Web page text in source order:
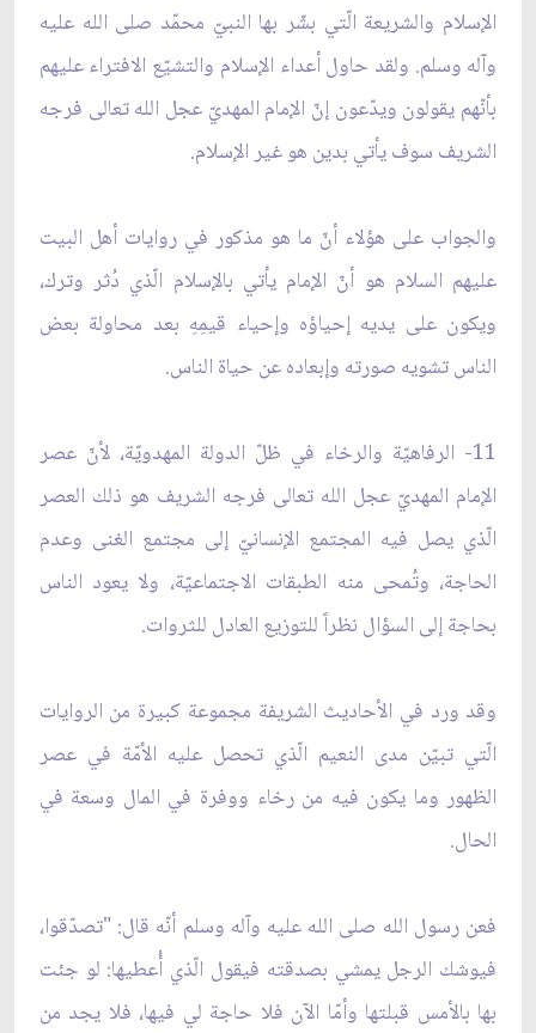
الإسلام والشريعة الّتي بشّر بها النبيّ محمّد صلى الله عليه
وآله وسلم. ولقد حاول أعداء الإسلام والتشيّع الافتراء عليهم
بأنّهم يقولون ويدّعون إنّ الإمام المهديّ عجل الله تعالى فرجه
الشريف سوف يأتي بدين هو غير الإسلام.
والجواب على هؤلاء أنّ ما هو مذكور في روايات أهل البيت
عليهم السلام هو أنّ الإمام يأتي بالإسلام الّذي دُثر وترك،
ويكون على يديه إحياؤه وإحياء قيمِهِ بعد محاولة بعض
الناس تشويه صورته وإبعاده عن حياة الناس.
11- الرفاهيّة والرخاء في ظلّ الدولة المهدويّة، لأنّ عصر
الإمام المهديّ عجل الله تعالى فرجه الشريف هو ذلك العصر
الّذي يصل فيه المجتمع الإنسانيّ إلى مجتمع الغنى وعدم
الحاجة، وتُمحى منه الطبقات الاجتماعيّة، ولا يعود الناس
بحاجة إلى السؤال نظراً للتوزيع العادل للثروات.
وقد ورد في الأحاديث الشريفة مجموعة كبيرة من الروايات
الّتي تبيّن مدى النعيم الّذي تحصل عليه الأمّة في عصر
الظهور وما يكون فيه من رخاء ووفرة في المال وسعة في
الحال.
فعن رسول الله صلى الله عليه وآله وسلم أنّه قال: "تصدّقوا،
فيوشك الرجل يمشي بصدقته فيقول الّذي أُعطيها: لو جئت
بها بالأمس قبلتها وأمّا الآن فلا حاجة لي فيها، فلا يجد من